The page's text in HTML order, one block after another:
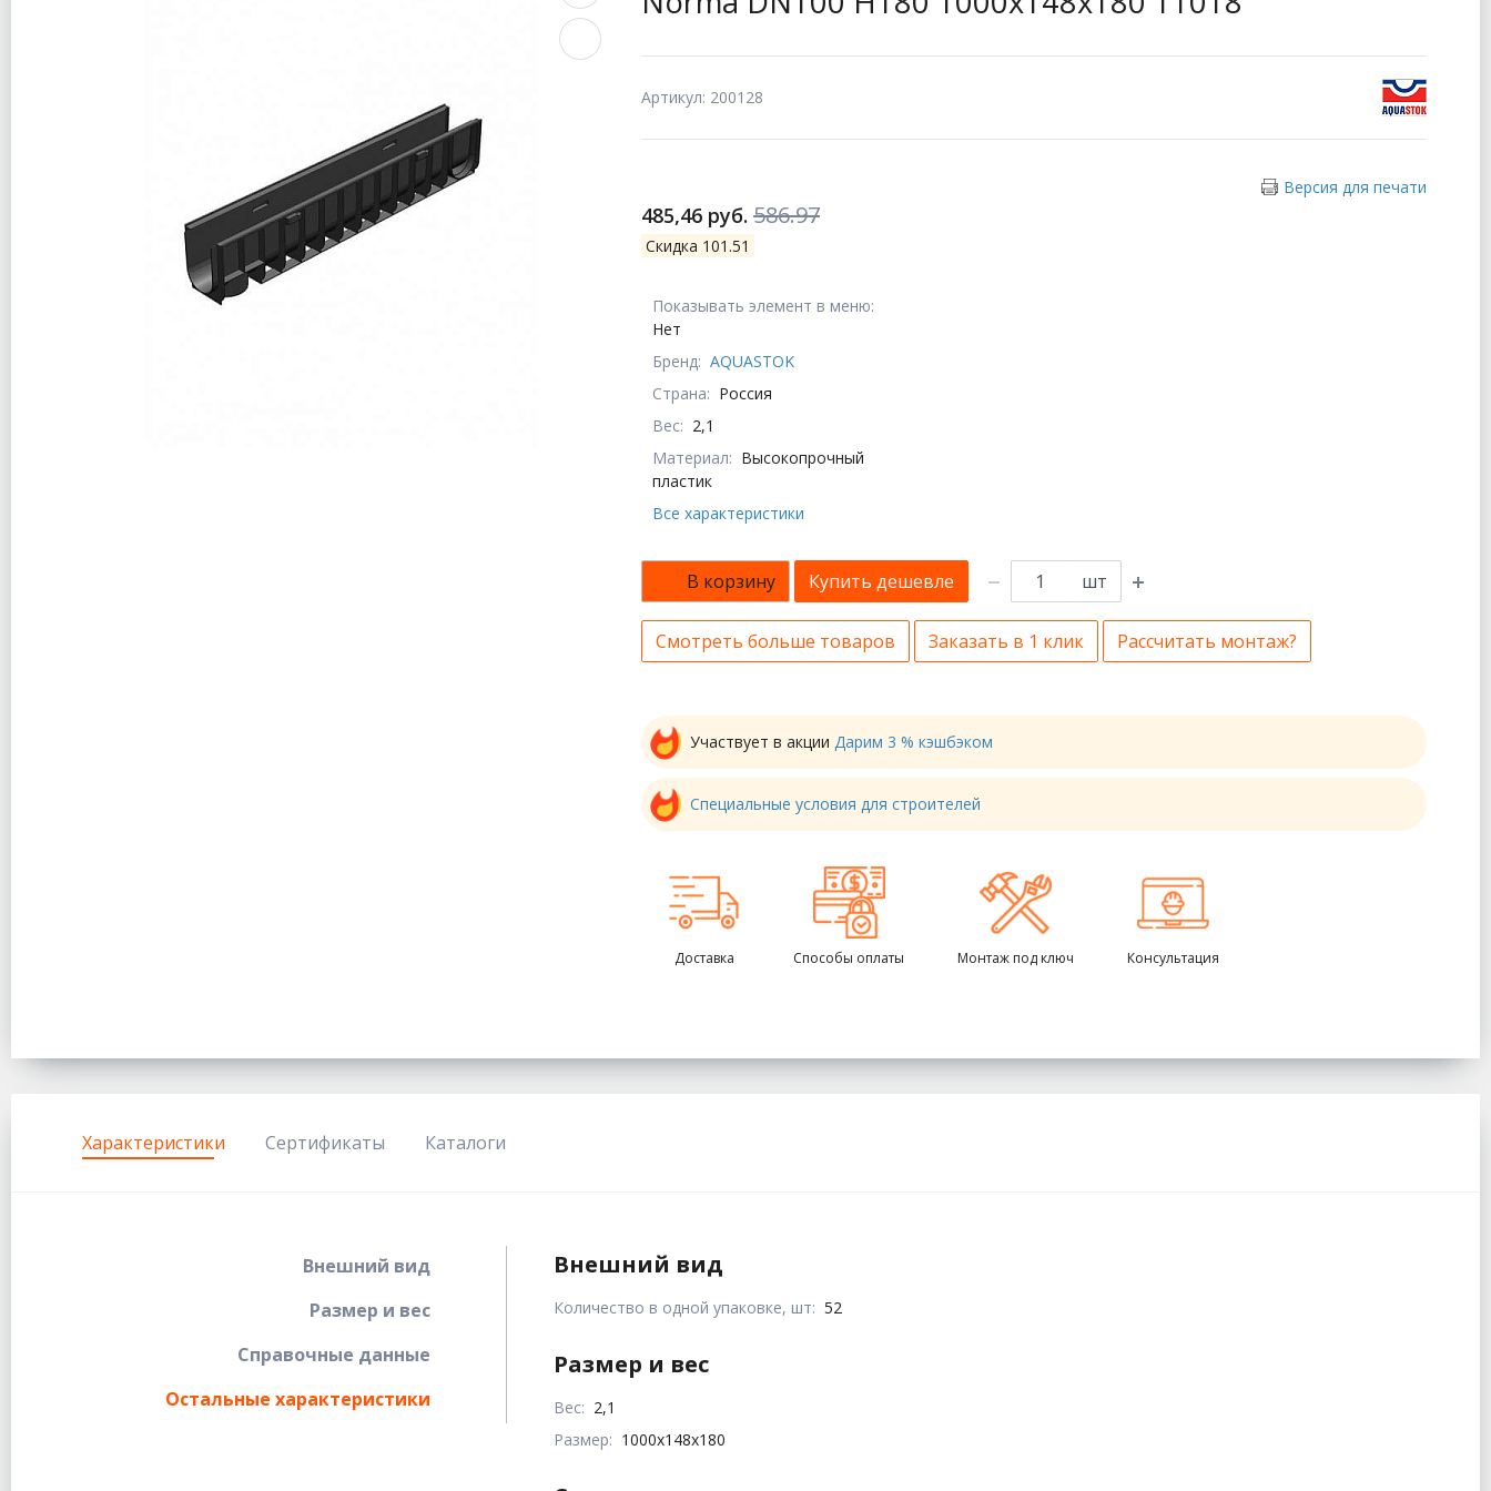
Артикул: 200128
Версия для печати
485,46 руб. 586.97
Скидка 101.51
Показывать элемент в меню:
Нет
Бренд: AQUASTOK
Страна: Россия
Вес: 2,1
Материал: Высокопрочный
пластик
Все характеристики
В корзину Купить дешевле шт
Смотреть больше товаров Заказать в 1 клик Рассчитать монтаж?
Участвует в акции Дарим 3 % кэшбэком
Специальные условия для строителей
Доставка Способы оплаты Монтаж под ключ Консультация
Характеристики Сертификаты Каталоги
Внешний вид
Размер и вес
Справочные данные
Остальные характеристики
Внешний вид
Количество в одной упаковке, шт: 52
Размер и вес
Вес: 2,1
Размер: 1000x148x180